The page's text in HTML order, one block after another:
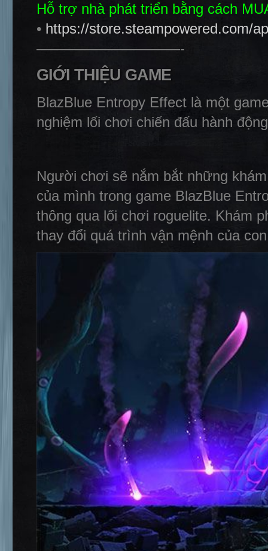
Hỗ trợ nhà phát triển bằng cách
• https://store.steampowered.com/
——————————-
GIỚI THIỆU GAME
BlazBlue Entropy Effect là một
nghiệm lối chơi chiến đấu hành
Người chơi sẽ nắm bắt những
của mình trong game BlazBlue
thông qua lối chơi roguelite. Khám
thay đổi quá trình vận mệnh của